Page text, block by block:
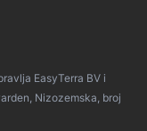
EasyTerra BV i
Nizozemska, broj